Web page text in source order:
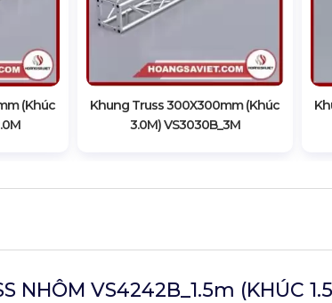
(Khúc
Khung Truss 300X300mm (Khúc
3.0M) VS3030B_3M
NHÔM VS4242B_1.5m (KHÚC